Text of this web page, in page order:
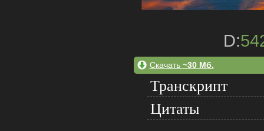
D:
Скачать ~30 Мб.
Транскрипт
Цитаты